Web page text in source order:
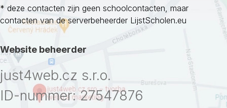
* deze contacten zijn geen schoolcontacten, maar
contacten van de serverbeheerder LijstScholen.eu
Website beheerder
just4web.cz s.r.o.
ID-nummer: 27547876